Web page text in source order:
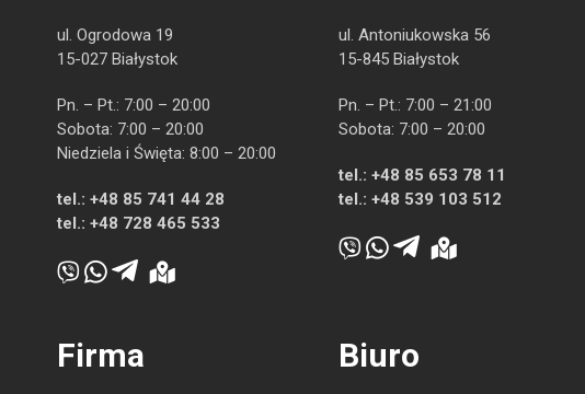
ul. Ogrodowa 19
15-027 Białystok
Pn. – Pt.: 7:00 – 20:00
Sobota: 7:00 – 20:00
Niedziela i Święta: 8:00 – 20:00
tel.: +48 85 741 44 28
tel.: +48 728 465 533
ul. Antoniukowska 56
15-845 Białystok
Pn. – Pt.: 7:00 – 21:00
Sobota: 7:00 – 20:00
tel.: +48 85 653 78 11
tel.: +48 539 103 512
Firma Biuro